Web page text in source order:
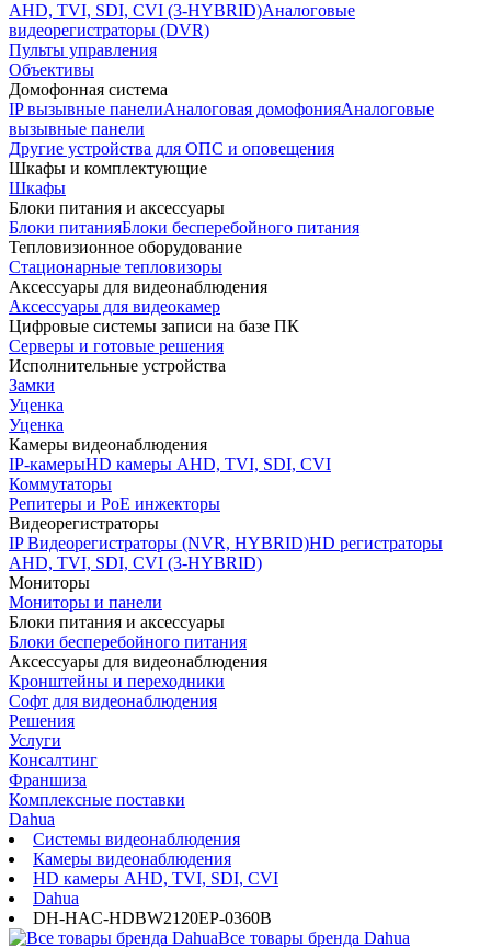
AHD, TVI, SDI, CVI (3-HYBRID)Аналоговые
видеорегистраторы (DVR)
Пульты управления
Объективы
Домофонная система
IP вызывные панелиАналоговая домофонияАналоговые
вызывные панели
Другие устройства для ОПС и оповещения
Шкафы и комплектующие
Шкафы
Блоки питания и аксессуары
Блоки питанияБлоки бесперебойного питания
Тепловизионное оборудование
Стационарные тепловизоры
Аксессуары для видеонаблюдения
Аксессуары для видеокамер
Цифровые системы записи на базе ПК
Серверы и готовые решения
Исполнительные устройства
Замки
Уценка
Уценка
Камеры видеонаблюдения
IP-камерыHD камеры AHD, TVI, SDI, CVI
Коммутаторы
Репитеры и PoE инжекторы
Видеорегистраторы
IP Видеорегистраторы (NVR, HYBRID)HD регистраторы
AHD, TVI, SDI, CVI (3-HYBRID)
Мониторы
Мониторы и панели
Блоки питания и аксессуары
Блоки бесперебойного питания
Аксессуары для видеонаблюдения
Кронштейны и переходники
Софт для видеонаблюдения
Решения
Услуги
Консалтинг
Франшиза
Комплексные поставки
Dahua
Системы видеонаблюдения
Камеры видеонаблюдения
HD камеры AHD, TVI, SDI, CVI
Dahua
DH-HAC-HDBW2120EP-0360B
Все товары бренда Dahua